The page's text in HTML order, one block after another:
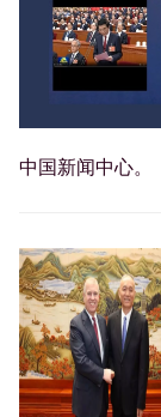
中国新闻中心。